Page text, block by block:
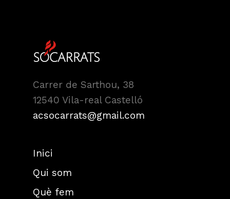
Carrer de Sarthou, 38
12540 Vila-real Castelló
acsocarrats@gmail.com
Inici
Qui som
Què fem